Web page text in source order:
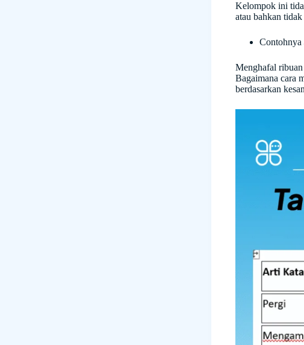
Kelompok ini
atau bahkan
Contohnya
Menghafal
Bagaimana cara
berdasarkan